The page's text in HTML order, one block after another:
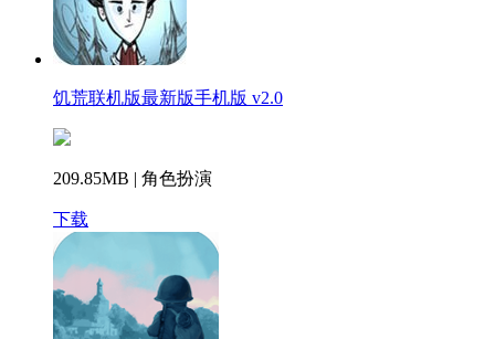
饥荒联机版最新版手机版 v2.0
209.85MB | 角色扮演
下载